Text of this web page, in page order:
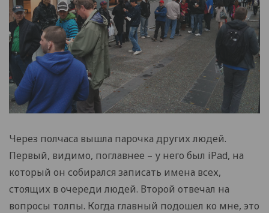
Через полчаса вышла парочка других людей.
Первый, видимо, поглавнее – у него был iPad, на
который он собирался записать имена всех,
стоящих в очереди людей. Второй отвечал на
вопросы толпы. Когда главный подошел ко мне, это